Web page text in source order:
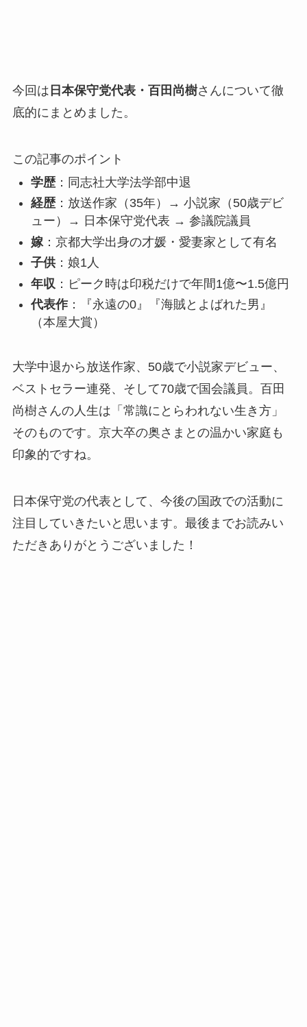
今回は 日本保守党代表・百田尚樹さんについて徹
底的にまとめました。
この記事のポイント
学歴：同志社大学法学部中退
経歴：放送作家（35年）→ 小説家（50歳デビ
ュー）→ 日本保守党代表 → 参議院議員
嫁：京都大学出身の才媛・愛妻家として有名
子供：娘1人
年収 ：ピーク時は印税だけで年間1億〜1.5億円
代表作：『永遠の0』『海賊とよばれた男』
（本屋大賞）
大学中退から放送作家、50歳で小説家デビュー、
ベストセラー連発、そして70歳で国会議員。百田
尚樹さんの人生は「常識にとらわれない生き方」
そのものです。京大卒の奥さまとの温かい家庭も
印象的ですね。
日本保守党の代表として、今後の国政での活動に
注目していきたいと思います。最後までお読みい
ただきありがとうございました！